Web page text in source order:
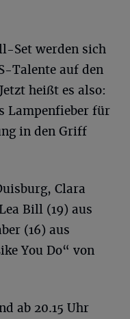
Set werden sich
Talente auf den
heißt es also:
Lampenfieber für
in den Griff
Clara
Bill (19) aus
(16) aus
You Do“ von
ab 20.15 Uhr